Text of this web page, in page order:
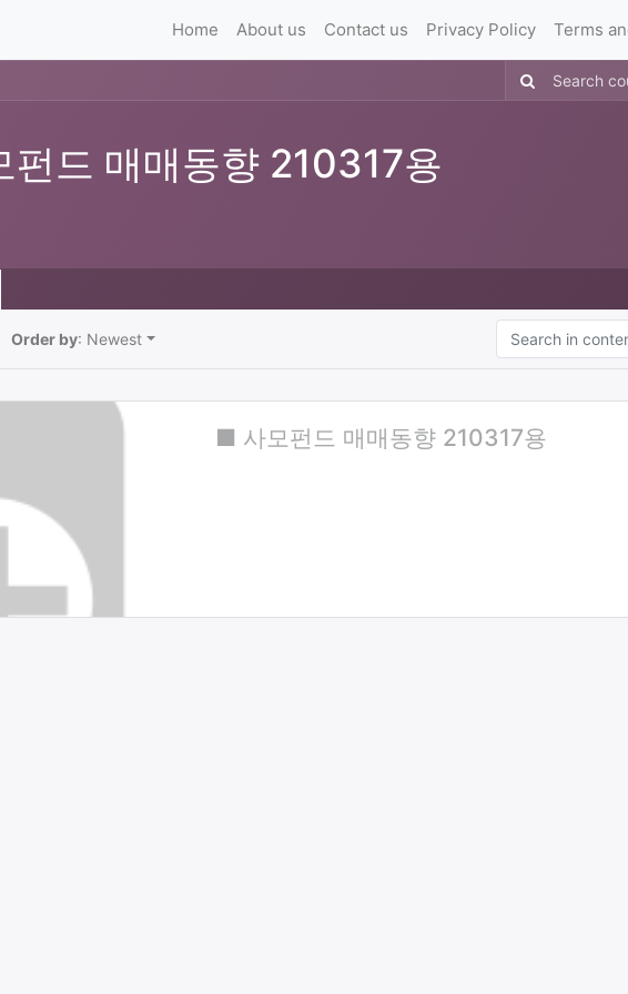
Home About us Contact us Privacy Policy Terms
드 매매동향 210317용
Order by: Newest
■ 사모펀드 매매동향 210317용